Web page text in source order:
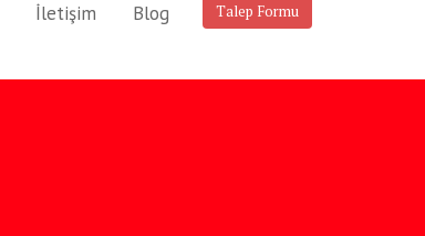
Talep Formu
İletişim Blog